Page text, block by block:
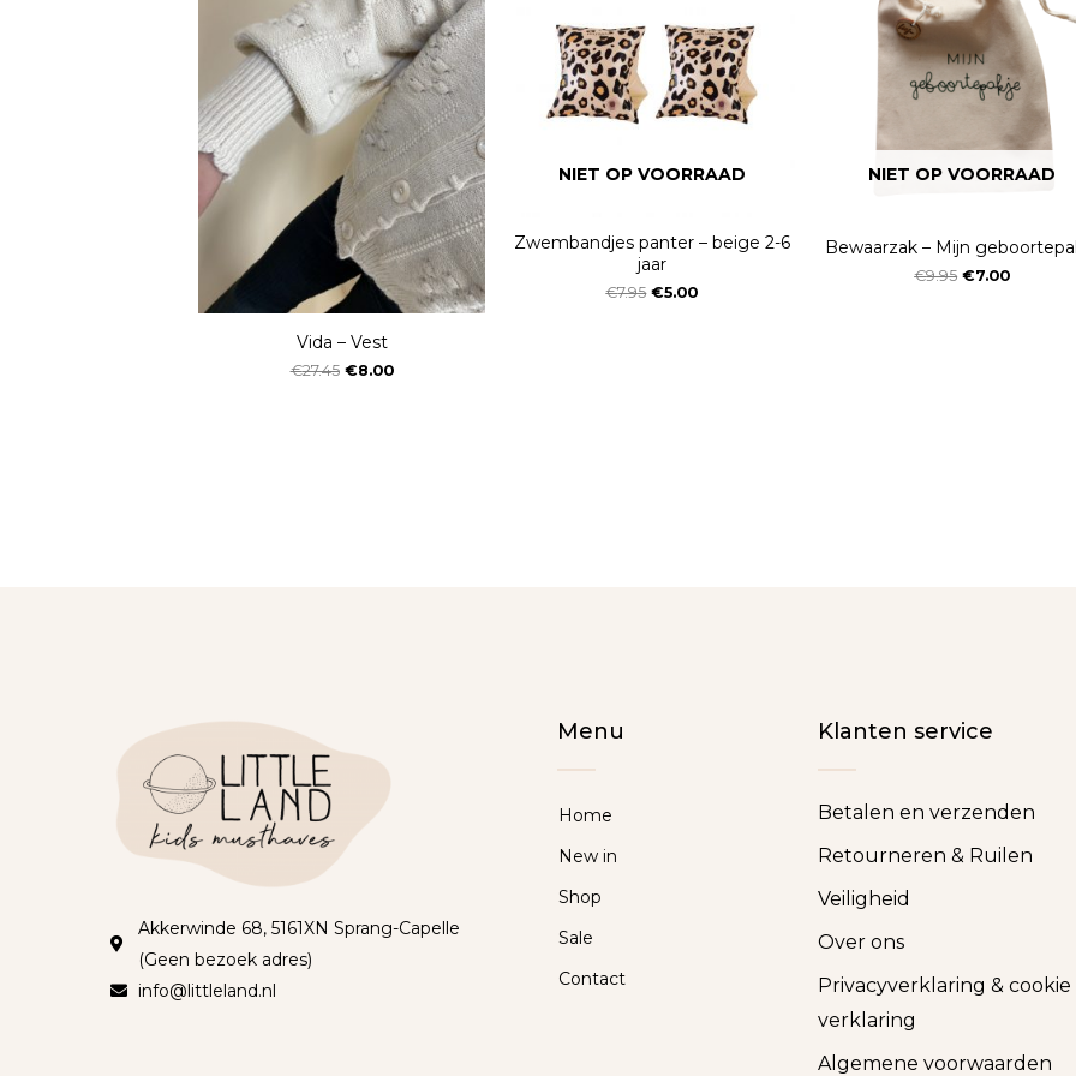
Vida – Vest
€27.45 €8.00
NIET OP VOORRAAD
Zwembandjes panter – beige 2-6
jaar
€7.95 €5.00
NIET OP VOORRAAD
Bewaarzak – Mijn
€9.95 €7.00
Akkerwinde 68, 5161XN Sprang-Capelle
(Geen bezoek adres)
info@littleland.nl
Menu
Home
New in
Shop
Sale
Contact
Klanten service
Betalen en verzenden
Retourneren & Ruilen
Veiligheid
Over ons
Privacyverklaring & cookie
verklaring
Algemene voorwaarden